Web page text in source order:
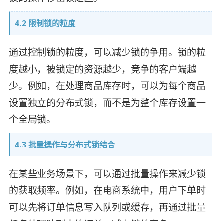
4.2 限制锁的粒度
通过控制锁的粒度，可以减少锁的争用。锁的粒
度越小，被锁定的资源越少，竞争的客户端越
少。例如，在处理商品库存时，可以为每个商品
设置独立的分布式锁，而不是为整个库存设置一
个全局锁。
4.3 批量操作与分布式锁结合
在某些业务场景下，可以通过批量操作来减少锁
的获取频率。例如，在电商系统中，用户下单时
可以先将订单信息写入队列或缓存，再通过批量